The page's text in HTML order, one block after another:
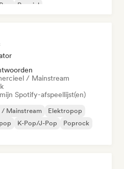
Popziel
/ Mainstream
Spotify-afspeellijst(en)
/ Mainstream
Elektropop
K-Pop/J-Pop
Poprock